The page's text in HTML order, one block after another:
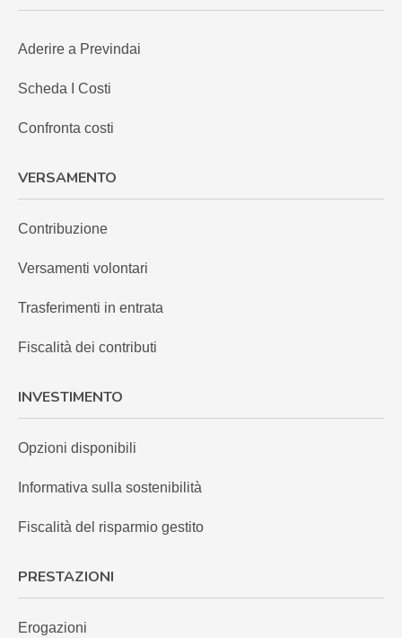
Aderire a Previndai
Scheda I Costi
Confronta costi
VERSAMENTO
Contribuzione
Versamenti volontari
Trasferimenti in entrata
Fiscalità dei contributi
INVESTIMENTO
Opzioni disponibili
Informativa sulla sostenibilità
Fiscalità del risparmio gestito
PRESTAZIONI
Erogazioni